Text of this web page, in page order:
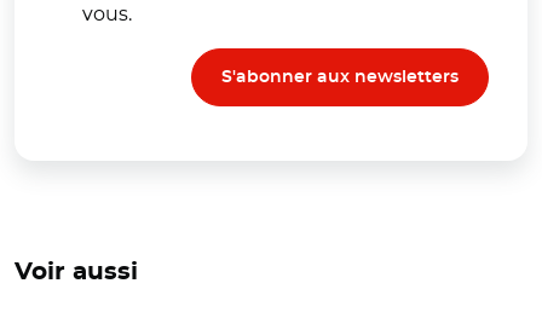
vous.
S'abonner aux newsletters
Voir aussi